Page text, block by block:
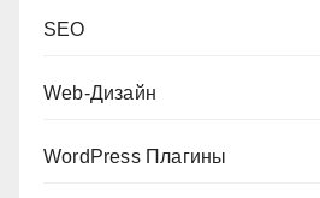
SEO
Web-Дизайн
WordPress Плагины